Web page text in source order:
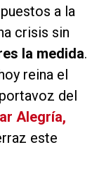
a la
crisis sin
la medida.
reina el
del
Alegría,
este